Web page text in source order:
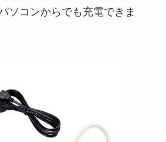
ソコンからでも充電できま